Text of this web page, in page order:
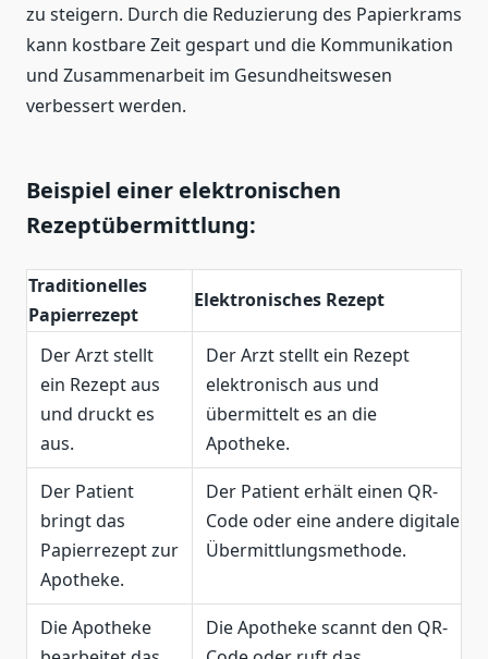
zu steigern. Durch die Reduzierung des Papierkrams
kann kostbare Zeit gespart und die Kommunikation
und Zusammenarbeit im Gesundheitswesen
verbessert werden.
Beispiel einer elektronischen
Rezeptübermittlung:
Traditionelles
Papierrezept
Elektronisches Rezept
Der Arzt stellt
ein Rezept aus
und druckt es
aus.
Der Arzt stellt ein Rezept
elektronisch aus und
übermittelt es an die
Apotheke.
Der Patient
bringt das
Papierrezept zur
Apotheke.
Der Patient erhält einen QR-
Code oder eine andere digitale
Übermittlungsmethode.
Die Apotheke
Die Apotheke scannt den QR-